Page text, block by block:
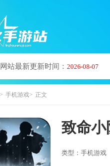
网站最新更新时间： 2026-08-07
手机游戏 正文
致命小
类型：手机游戏